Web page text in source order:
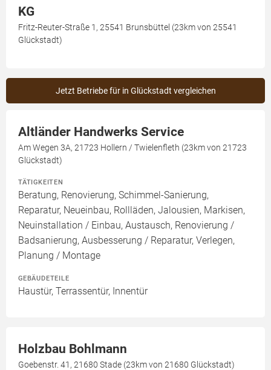
KG
Fritz-Reuter-Straße 1, 25541 Brunsbüttel (23km von 25541
Glückstadt)
Jetzt Betriebe für in Glückstadt vergleichen
Altländer Handwerks Service
Am Wegen 3A, 21723 Hollern / Twielenfleth (23km von 21723
Glückstadt)
TÄTIGKEITEN
Beratung, Renovierung, Schimmel-Sanierung,
Reparatur, Neueinbau, Rollläden, Jalousien, Markisen,
Neuinstallation / Einbau, Austausch, Renovierung /
Badsanierung, Ausbesserung / Reparatur, Verlegen,
Planung / Montage
GEBÄUDETEILE
Haustür, Terrassentür, Innentür
Holzbau Bohlmann
Goebenstr. 41, 21680 Stade (23km von 21680 Glückstadt)